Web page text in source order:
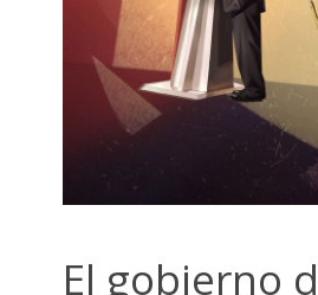
El gobierno